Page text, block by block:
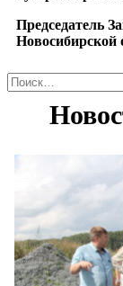
Председатель
Найти: